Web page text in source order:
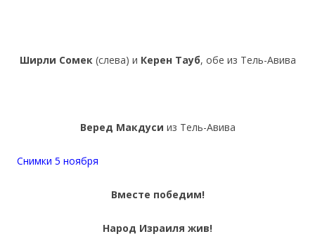
Ширли Сомек(слева) и Керен Тауб, обе из Тель-Авива
Веред Макдуси из Тель-Авива
Снимки 5 ноября
Вместе победим!
Народ Израиля жив!